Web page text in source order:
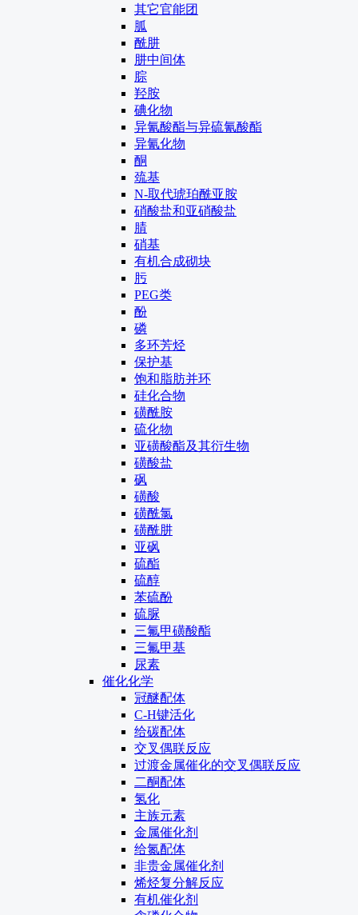
其它官能团
胍
酰肼
肼中间体
腙
羟胺
碘化物
异氰酸酯与异硫氰酸酯
异氰化物
酮
巯基
N-取代琥珀酰亚胺
硝酸盐和亚硝酸盐
腈
硝基
有机合成砌块
肟
PEG类
酚
磷
多环芳烃
保护基
饱和脂肪并环
硅化合物
磺酰胺
硫化物
亚磺酸酯及其衍生物
磺酸盐
砜
磺酸
磺酰氯
磺酰肼
亚砜
硫酯
硫醇
苯硫酚
硫脲
三氟甲磺酸酯
三氟甲基
尿素
催化化学
冠醚配体
C-H键活化
给碳配体
交叉偶联反应
过渡金属催化的交叉偶联反应
二酮配体
氢化
主族元素
金属催化剂
给氮配体
非贵金属催化剂
烯烃复分解反应
有机催化剂